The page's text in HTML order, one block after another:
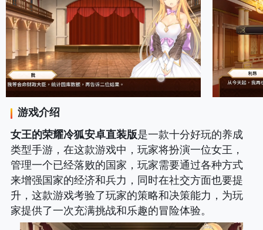
游戏介绍
女王的荣耀冷狐安卓直装版是一款十分好玩的养成
类型手游，在这款游戏中，玩家将扮演一位女王，
管理一个已经落败的国家，玩家需要通过各种方式
来增强国家的经济和兵力，同时在社交方面也要提
升，这款游戏考验了玩家的策略和决策能力，为玩
家提供了一次充满挑战和乐趣的冒险体验。